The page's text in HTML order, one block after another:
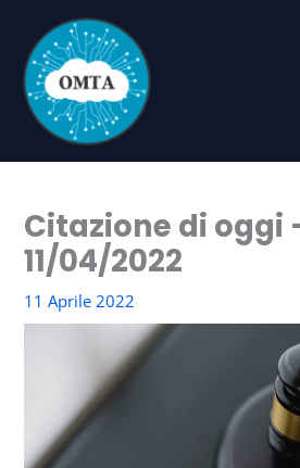
contenuto
Citazione di oggi
11/04/2022
11 Aprile 2022